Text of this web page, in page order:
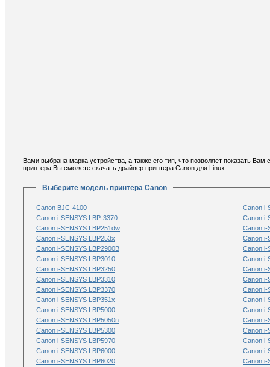
Вами выбрана марка устройства, а также его тип, что позволяет показать
принтера Вы сможете скачать драйвер принтера Canon для Linux.
Выберите модель принтера Canon
Canon BJC-4100
Canon i-
Canon i-SENSYS LBP-3370
Canon i-
Canon i-SENSYS LBP251dw
Canon i-
Canon i-SENSYS LBP253x
Canon i-
Canon i-SENSYS LBP2900B
Canon i-
Canon i-SENSYS LBP3010
Canon i-
Canon i-SENSYS LBP3250
Canon i-
Canon i-SENSYS LBP3310
Canon i-
Canon i-SENSYS LBP3370
Canon i-
Canon i-SENSYS LBP351x
Canon i-
Canon i-SENSYS LBP5000
Canon i-
Canon i-SENSYS LBP5050n
Canon i-
Canon i-SENSYS LBP5300
Canon i-
Canon i-SENSYS LBP5970
Canon i-
Canon i-SENSYS LBP6000
Canon i-
Canon i-SENSYS LBP6020
Canon i-